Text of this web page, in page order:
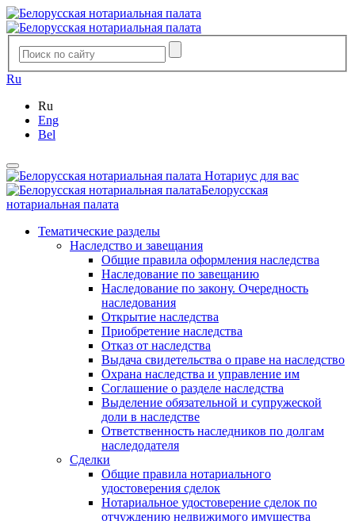
Ru
Ru
Eng
Bel
Нотариус для вас
Белорусская
нотариальная палата
Тематические разделы
Наследство и завещания
Общие правила оформления наследства
Наследование по завещанию
Наследование по закону. Очередность
наследования
Открытие наследства
Приобретение наследства
Отказ от наследства
Выдача свидетельства о праве на наследство
Охрана наследства и управление им
Соглашение о разделе наследства
Выделение обязательной и супружеской
доли в наследстве
Ответственность наследников по долгам
наследодателя
Сделки
Общие правила нотариального
удостоверения сделок
Нотариальное удостоверение сделок по
отчуждению недвижимого имущества